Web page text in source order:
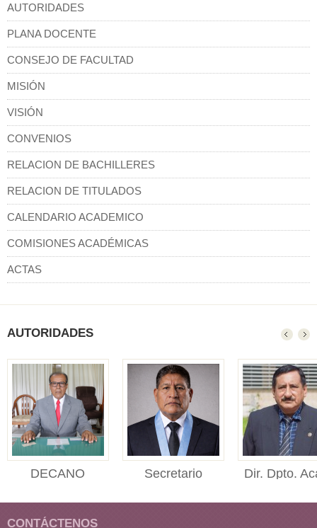
AUTORIDADES
PLANA DOCENTE
CONSEJO DE FACULTAD
MISIÓN
VISIÓN
CONVENIOS
RELACION DE BACHILLERES
RELACION DE TITULADOS
CALENDARIO ACADEMICO
COMISIONES ACADÉMICAS
ACTAS
AUTORIDADES
DECANO
Ciencias Económicas,
Administr...
Secretario
Dir. Dpto.
CONTÁCTENOS